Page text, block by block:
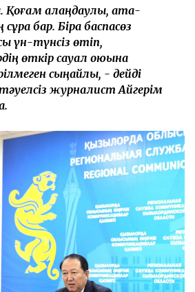
Қоғам алаңдаулы, ата-
бар. Бірақ баспасөз
үн-түнсіз өтіп,
өткір сауал қоюына
сыңайлы, - дейді
журналист Айгерім